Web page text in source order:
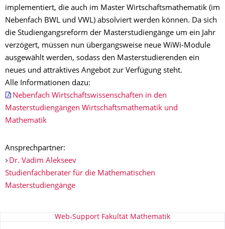
implementiert, die auch im Master Wirtschaftsmathematik (im
Nebenfach BWL und VWL) absolviert werden können. Da sich
die Studiengangsreform der Masterstudiengänge um ein Jahr
verzögert, müssen nun übergangsweise neue WiWi-Module
ausgewählt werden, sodass den Masterstudierenden ein
neues und attraktives Angebot zur Verfügung steht.
Alle Informationen dazu:
Nebenfach Wirtschaftswissenschaften in den
Masterstudiengängen Wirtschaftsmathematik und
Mathematik
Ansprechpartner:
Dr. Vadim Alekseev
Studienfachberater für die Mathematischen
Masterstudiengänge
Zu dieser SeiteWeb-Support Fakultät Mathematik